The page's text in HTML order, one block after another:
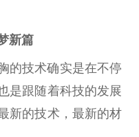
新篇
的技术确实是在不停
是跟随着科技的发展
新的技术，最新的材